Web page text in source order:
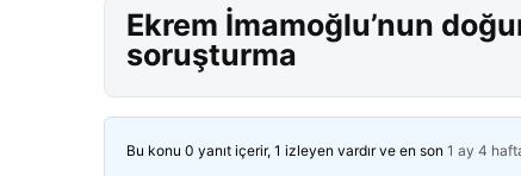
Ekrem İmamoğlu’nun
soruşturma
Bu konu 0 yanıt içerir, 1 izleyen vardır ve en son 1 ay 4